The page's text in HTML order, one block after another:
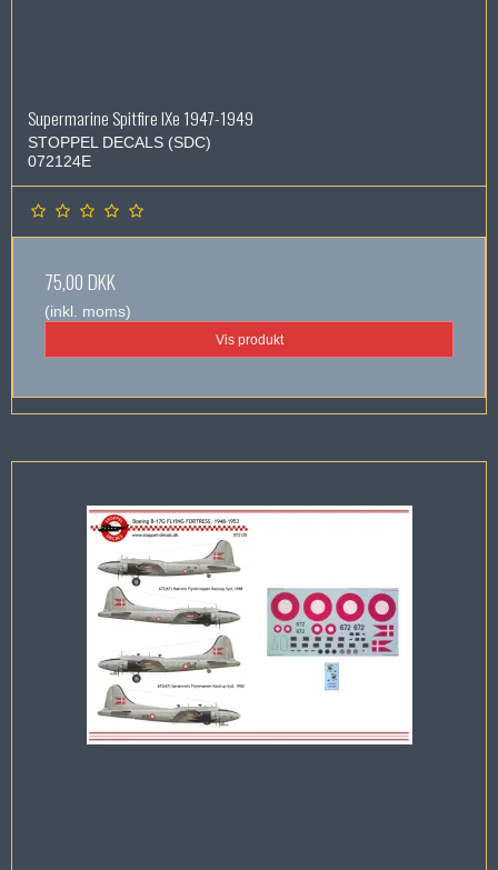
Supermarine Spitfire IXe 1947-1949
STOPPEL DECALS (SDC)
072124E
75,00 DKK
(inkl. moms)
Vis produkt